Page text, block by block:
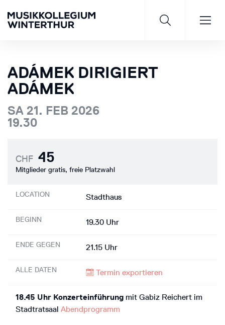
ADÁMEK DIRIGIERT
ADÁMEK
SA 21. FEB 2026
19.30
CHF 45
Mitglieder gratis, freie Platzwahl
LOCATION Stadthaus
BEGINN 19.30 Uhr
ENDE GEGEN 21.15 Uhr
ALLE DATEN Termin exportieren
18.45 Uhr Konzerteinführung mit Gabiz Reichert im
Stadtratsaal Abendprogramm